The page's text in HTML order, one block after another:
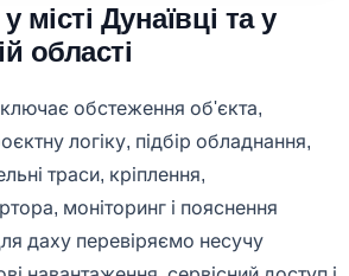
Дунаївці та у
області
обстеження об'єкта,
логіку, підбір обладнання,
траси, кріплення,
моніторинг і пояснення
даху перевіряємо несучу